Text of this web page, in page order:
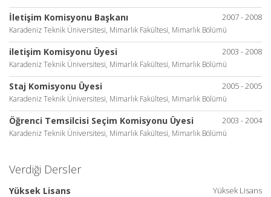
2007 - 2008
İletişim Komisyonu Başkanı
Karadeniz Teknik Üniversitesi, Mimarlık Fakültesi, Mimarlık Bölümü
2003 - 2008
iletişim Komisyonu Üyesi
Karadeniz Teknik Üniversitesi, Mimarlık Fakültesi, Mimarlık Bölümü
2005 - 2005
Staj Komisyonu Üyesi
Karadeniz Teknik Üniversitesi, Mimarlık Fakültesi, Mimarlık Bölümü
2003 - 2004
Öğrenci Temsilcisi Seçim Komisyonu Üyesi
Karadeniz Teknik Üniversitesi, Mimarlık Fakültesi, Mimarlık Bölümü
Verdiği Dersler
Yüksek Lisans
Yüksek Lisans